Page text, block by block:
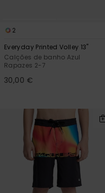
2
Everyday Printed Volley 13"
Calções de banho Azul
Rapazes 2-7
30,00 €